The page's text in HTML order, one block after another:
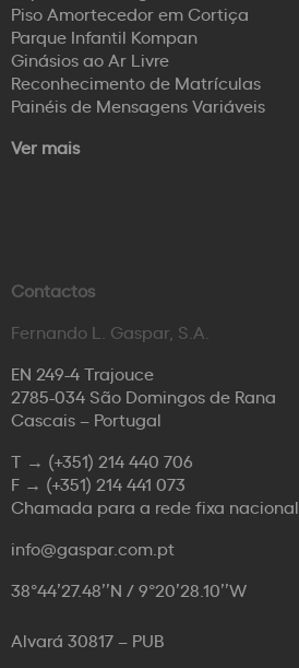
Piso Amortecedor em Cortiça
Parque Infantil Kompan
Ginásios ao Ar Livre
Reconhecimento de Matrículas
Painéis de Mensagens Variáveis
Ver mais
Contactos
Fernando L. Gaspar, S.A.
EN 249-4 Trajouce
2785-034 São Domingos de Rana
Cascais – Portugal
T → (+351) 214 440 706
F → (+351) 214 441 073
Chamada para a rede fixa nacional
info@gaspar.com.pt
38°44’27.48’’N / 9°20’28.10’’W
Alvará 30817 – PUB